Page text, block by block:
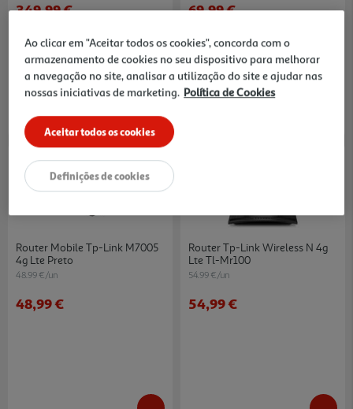
349,99 € 69,99 €
Router Mobile Tp-Link M7005
4g Lte Preto
48.99 €/un
48,99 €
Router Tp-Link Wireless N 4g
Lte Tl-Mr100
54.99 €/un
54,99 €
Ao clicar em "Aceitar todos os cookies", concorda com o
armazenamento de cookies no seu dispositivo para melhorar
a navegação no site, analisar a utilização do site e ajudar nas
nossas iniciativas de marketing. Política de Cookies
Aceitar todos os cookies
Definições de cookies